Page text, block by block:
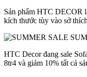
Sản phẩm HTC DECOR
kích thước tùy vào sở
HTC Decor đang sale
8tr4 và giảm 10% tất cả